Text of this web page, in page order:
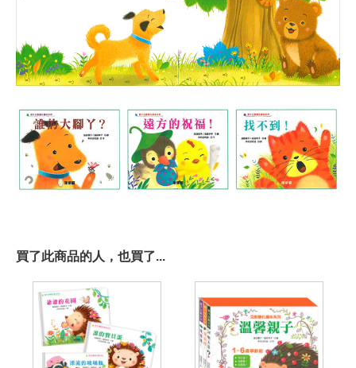
買了此商品的人，也買了...